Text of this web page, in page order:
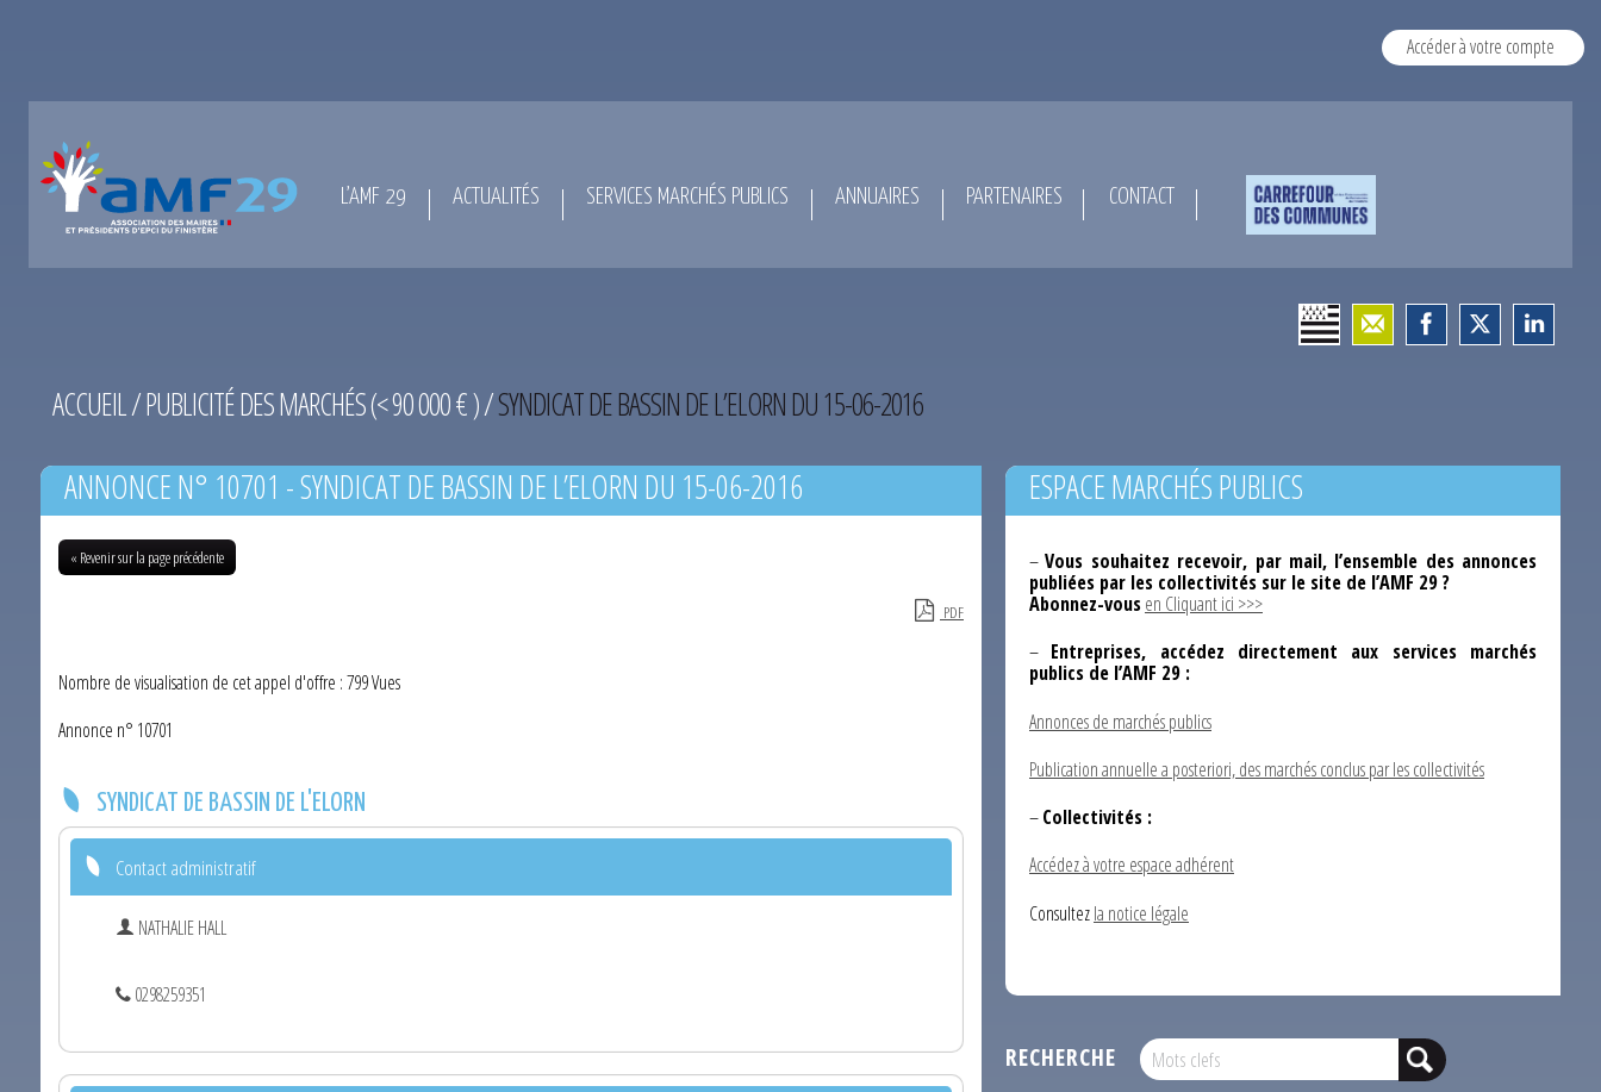
Accéder à votre compte
L’AMF 29 ACTUALITÉS SERVICES MARCHÉS PUBLICS ANNUAIRES PARTENAIRES CONTACT
ACCUEIL/PUBLICITÉ DES MARCHÉS (< 90 000 € )/SYNDICAT DE BASSIN DE L’ELORN DU 15-06-2016
ANNONCE N° 10701 - SYNDICAT DE BASSIN DE L’ELORN DU 15-06-2016
« Revenir sur la page précédente
PDF
Nombre de visualisation de cet appel d'offre : 799 Vues
Annonce n° 10701
SYNDICAT DE BASSIN DE L'ELORN
Contact administratif
NATHALIE HALL
0298259351
ESPACE MARCHÉS PUBLICS
–Vous souhaitez recevoir, par mail, l’ensemble des annonces
publiées par les collectivités sur le site de l’AMF 29 ?
Abonnez-vousen Cliquant ici >>>
– Entreprises, accédez directement aux services marchés
publics de l’AMF 29 :
Annonces de marchés publics
Publication annuelle a posteriori, des marchés conclus par les collectivités
–Collectivités :
Accédez à votre espace adhérent
Consultezla notice légale
RECHERCHE